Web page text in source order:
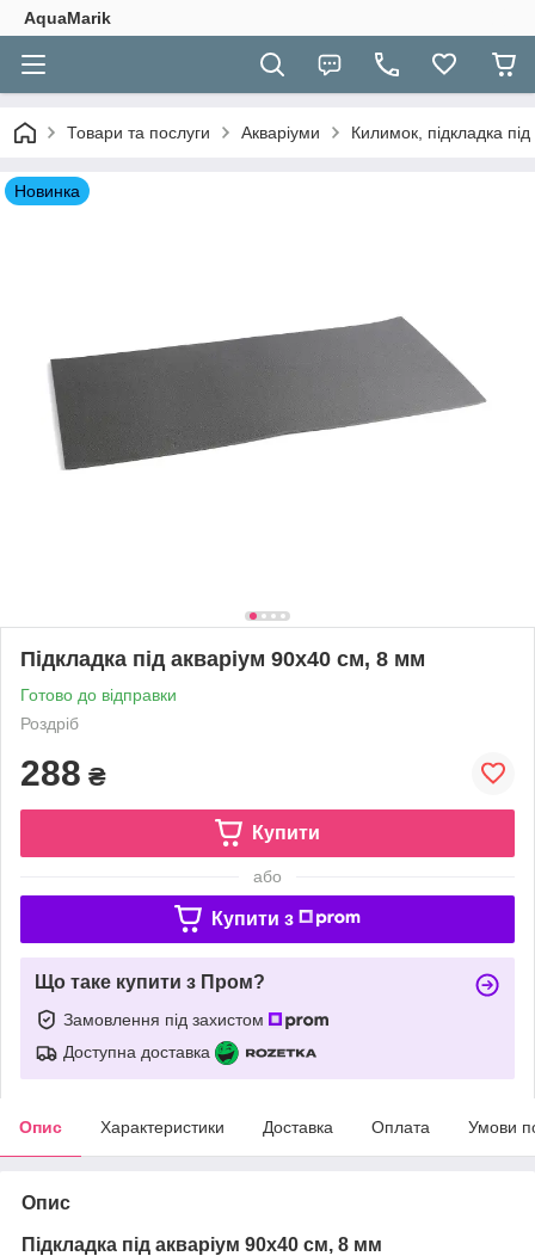
AquaMarik
Товари та послуги Акваріуми Килимок, підкладка під
Новинка
Підкладка під акваріум 90х40 см, 8 мм
Готово до відправки
Роздріб
288 ₴
Купити
або
Купити з
Що таке купити з Пром?
Замовлення під захистом
Доступна доставка
Опис Характеристики Доставка Оплата Умови
Опис
Підкладка під акваріум 90х40 см, 8 мм